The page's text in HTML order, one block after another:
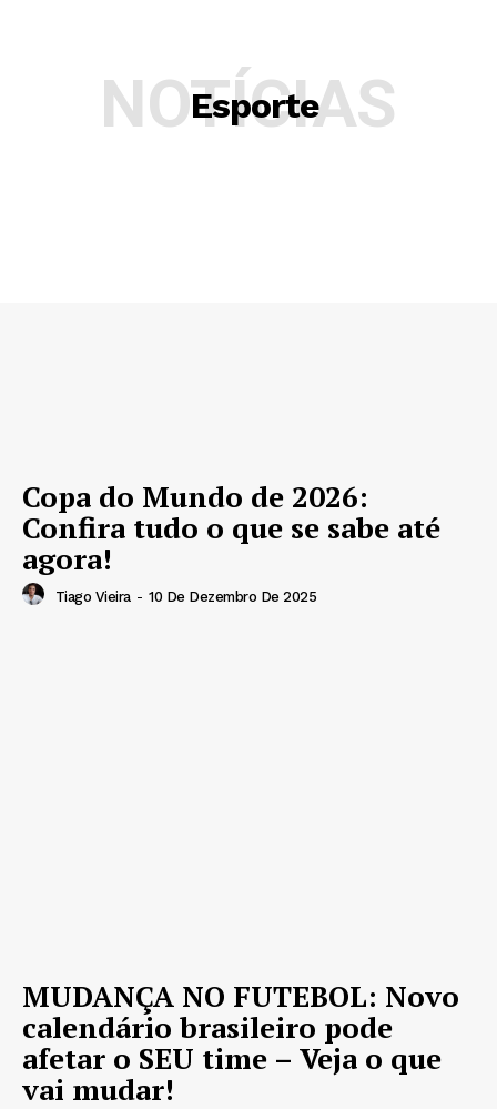
Esporte
NOTÍCIAS
Copa do Mundo de 2026:
Confira tudo o que se sabe até
agora!
Tiago Vieira - 10 De Dezembro De 2025
MUDANÇA NO FUTEBOL: Novo
calendário brasileiro pode
afetar o SEU time – Veja o que
vai mudar!